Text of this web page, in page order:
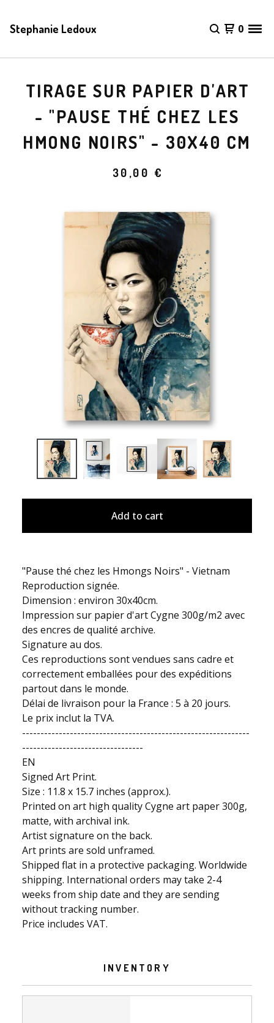
Stephanie Ledoux 0
TIRAGE SUR PAPIER D'ART
- "PAUSE THÉ CHEZ LES
HMONG NOIRS" - 30X40 CM
30,00 €
Add to cart
"Pause thé chez les Hmongs Noirs" - Vietnam
Reproduction signée.
Dimension : environ 30x40cm.
Impression sur papier d'art Cygne 300g/m2 avec
des encres de qualité archive.
Signature au dos.
Ces reproductions sont vendues sans cadre et
correctement emballées pour des expéditions
partout dans le monde.
Délai de livraison pour la France : 5 à 20 jours.
Le prix inclut la TVA.
--------------------------------------------------------------
---------------------------------
EN
Signed Art Print.
Size : 11.8 x 15.7 inches (approx.).
Printed on art high quality Cygne art paper 300g,
matte, with archival ink.
Artist signature on the back.
Art prints are sold unframed.
Shipped flat in a protective packaging. Worldwide
shipping. International orders may take 2-4
weeks from ship date and they are sending
without tracking number.
Price includes VAT.
INVENTORY